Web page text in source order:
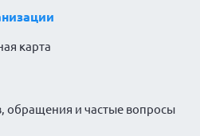
карта
обращения и частые вопросы